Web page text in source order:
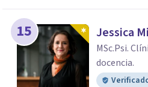
15 Jessica
MSc.Psi.
docencia.